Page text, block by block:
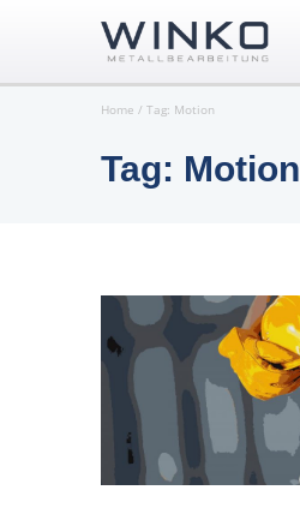
Home Tag: Motion
Tag: Motion